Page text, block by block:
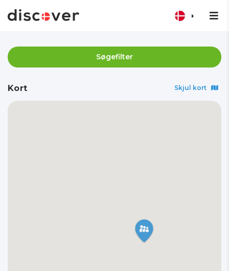
Søgefilter
Kort Skjul kort